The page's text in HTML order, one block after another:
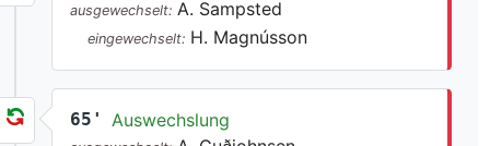
ausgewechselt: A. Sampsted
eingewechselt: H. Magnússon
65' Auswechslung